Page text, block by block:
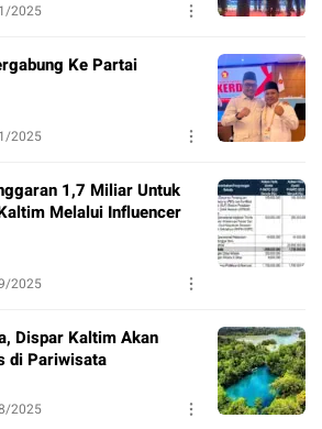
2025
Ke Partai
2025
1,7 Miliar Untuk
Melalui Influencer
2025
Dispar Kaltim Akan
di Pariwisata
2025